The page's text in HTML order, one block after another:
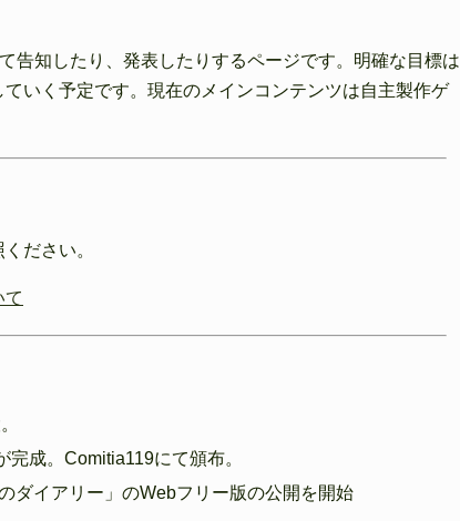
告知したり、発表したりするページです。明確な目標は
いく予定です。現在のメインコンテンツは自主製作ゲ
ださい。
て
完成。Comitia119にて頒布。
ダイアリー」のWebフリー版の公開を開始